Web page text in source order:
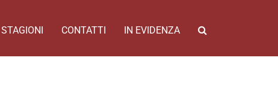
CONTATTI IN EVIDENZA